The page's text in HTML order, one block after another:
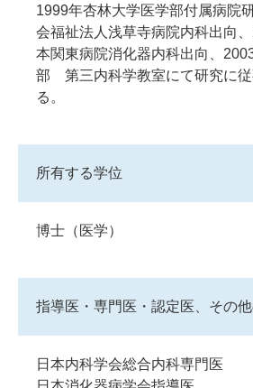
1999年杏林大学医学部付属病院
会福祉法人浅草寺病院内科出向
本関東病院消化器内科出向、
部 第三内科学教室にて研究に従
る。
所有する学位
博士（医学）
指導医・専門医・認定医、その
日本内科学会総合内科専門医